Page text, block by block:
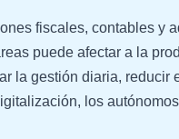
fiscales, contables y
puede afectar a la
la gestión diaria, reducir
los